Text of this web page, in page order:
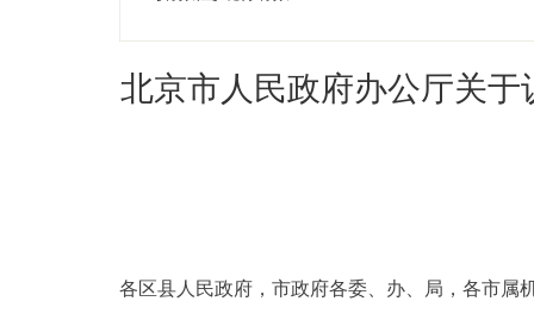
北京市人民政府办公厅关
各区县人民政府，市政府各委、办、局，各市属